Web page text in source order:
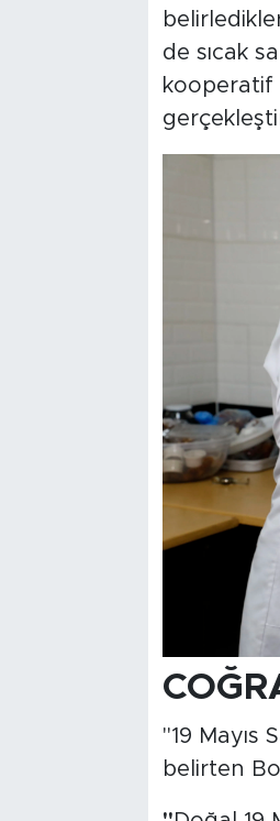
de sıcak
kooperatif
"19 Mayıs
belirten